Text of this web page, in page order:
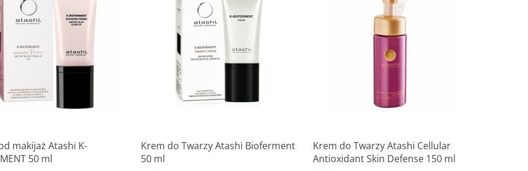
makijaż Atashi K-
50 ml
Krem do Twarzy Atashi Bioferment
50 ml
Krem do Twarzy Atashi Cellular
Antioxidant Skin Defense 150 ml